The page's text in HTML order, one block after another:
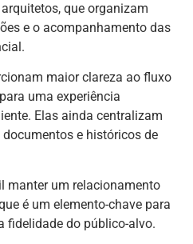
que organizam
e o acompanhamento das
maior clareza ao fluxo
uma experiência
Elas ainda centralizam
e históricos de
manter um relacionamento
é um elemento-chave para
fidelidade do público-alvo.